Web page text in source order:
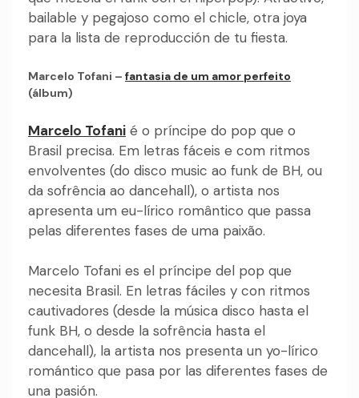
bailable y pegajoso como el chicle, otra joya
para la lista de reproducción de tu fiesta.
Marcelo Tofani – fantasia de um amor perfeito
(álbum)
Marcelo Tofani é o príncipe do pop que o
Brasil precisa. Em letras fáceis e com ritmos
envolventes (do disco music ao funk de BH, ou
da sofrência ao dancehall), o artista nos
apresenta um eu-lírico romântico que passa
pelas diferentes fases de uma paixão.
Marcelo Tofani es el príncipe del pop que
necesita Brasil. En letras fáciles y con ritmos
cautivadores (desde la música disco hasta el
funk BH, o desde la sofrência hasta el
dancehall), la artista nos presenta un yo-lírico
romántico que pasa por las diferentes fases de
una pasión.